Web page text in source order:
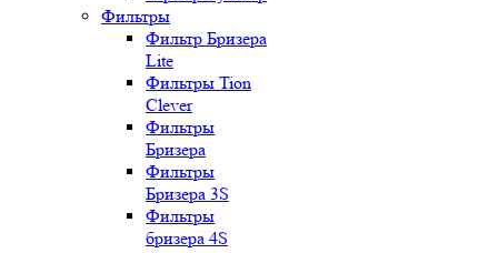
Фильтры
Фильтр Бризера
Lite
Фильтры Tion
Clever
Фильтры
Бризера
Фильтры
Бризера 3S
Фильтры
бризера 4S